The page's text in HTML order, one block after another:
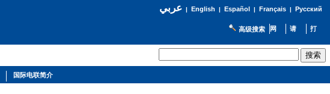
عربي| English | Español | Français| Русский
高级搜索
国际电联简介